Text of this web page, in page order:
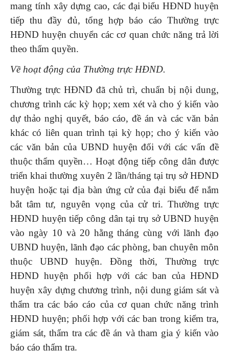
mang tính xây dựng cao, các đại biểu HĐND huyện
tiếp thu đầy đủ, tổng hợp báo cáo Thường trực
HĐND huyện chuyển các cơ quan chức năng trả lời
theo thẩm quyền.
Về hoạt động của Thường trực HĐND.
Thường trực HĐND đã chủ trì, chuẩn bị nội dung,
chương trình các kỳ họp; xem xét và cho ý kiến vào
dự thảo nghị quyết, báo cáo, đề án và các văn bản
khác có liên quan trình tại kỳ họp; cho ý kiến vào
các văn bản của UBND huyện đối với các vấn đề
thuộc thẩm quyền… Hoạt động tiếp công dân được
triển khai thường xuyên 2 lần/tháng tại trụ sở HĐND
huyện hoặc tại địa bàn ứng cử của đại biểu để nắm
bắt tâm tư, nguyên vọng của cử tri. Thường trực
HĐND huyện tiếp công dân tại trụ sở UBND huyện
vào ngày 10 và 20 hằng tháng cùng với lãnh đạo
UBND huyện, lãnh đạo các phòng, ban chuyên môn
thuộc UBND huyện. Đồng thời, Thường trực
HĐND huyện phối hợp với các ban của HĐND
huyện xây dựng chương trình, nội dung giám sát và
thẩm tra các báo cáo của cơ quan chức năng trình
HĐND huyện; phối hợp với các ban trong kiểm tra,
giám sát, thẩm tra các đề án và tham gia ý kiến vào
báo cáo thẩm tra.